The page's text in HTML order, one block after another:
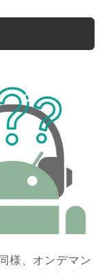
様、オンデマン